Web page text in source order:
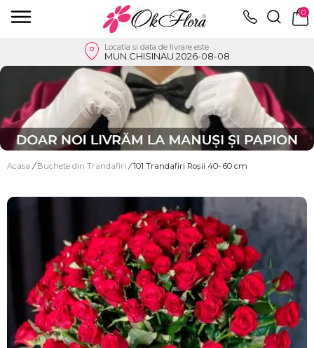
0
Locatia si data de livrare este
MUN.CHISINAU 2026-08-08
Acasa / Buchete din Trandafiri / 101 Trandafiri Roșii 40- 60 cm